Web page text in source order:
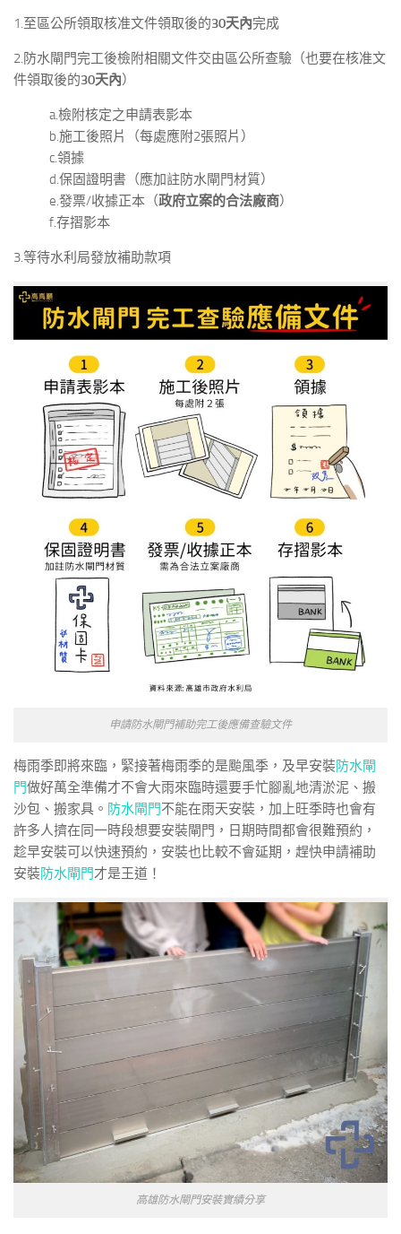
1.至區公所領取核准文件領取後的30天內完成
2.防水閘門完工後檢附相關文件交由區公所查驗（也要在核准文
件領取後的30天內）
a.檢附核定之申請表影本
b.施工後照片（每處應附2張照片）
c.領據
d.保固證明書（應加註防水閘門材質）
e.發票/收據正本（政府立案的合法廠商）
f.存摺影本
3.等待水利局發放補助款項
申請防水閘門補助完工後應備查驗文件
梅雨季即將來臨，緊接著梅雨季的是颱風季，及早安裝防水閘
門做好萬全準備才不會大雨來臨時還要手忙腳亂地清淤泥、搬
沙包、搬家具。 防水閘門不能在雨天安裝，加上旺季時也會有
許多人擠在同一時段想要安裝閘門，日期時間都會很難預約，
趁早安裝可以快速預約，安裝也比較不會延期，趕快申請補助
安裝防水閘門才是王道！
高雄防水閘門安裝實績分享